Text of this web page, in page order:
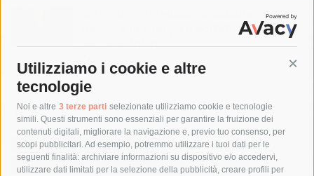
Utilizziamo i cookie e altre
tecnologie
Noi e altre 3 terze parti selezionate utilizziamo cookie e tecnologie
simili. Questi strumenti sono essenziali per garantire la fruizione dei
contenuti digitali, migliorare la navigazione e, previo tuo consenso, per
scopi pubblicitari. Ad esempio, potremmo utilizzare i tuoi dati per le
seguenti finalità: archiviare informazioni su dispositivo e/o accedervi,
utilizzare dati limitati per la selezione della pubblicità, creare profili per
Sorrento. Aggredisce sessualmente una
turista e le strappa il portafogli, fermato
Tag
acqua allerta meteo
anas
area marina protetta di punta campanella
arresto